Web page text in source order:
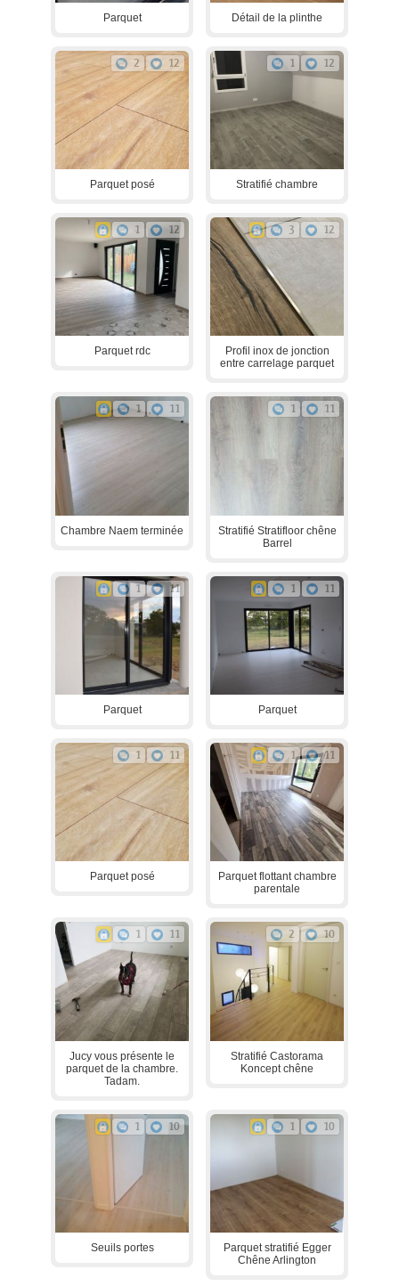
Parquet Détail de la plinthe
2 12
Parquet posé
1 12
Stratifié chambre
1 12
Parquet rdc
3 12
Profil inox de jonction
entre carrelage parquet
1 11
Chambre Naem terminée
1 11
Stratifié Stratifloor chêne
Barrel
1 11
Parquet
1 11
Parquet
1 11
Parquet posé
1 11
Parquet flottant chambre
parentale
1 11
Jucy vous présente le
parquet de la chambre.
Tadam.
2 10
Stratifié Castorama
Koncept chêne
1 10
Seuils portes
1 10
Parquet stratifié Egger
Chêne Arlington